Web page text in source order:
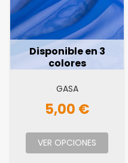
Disponible en 3
colores
GASA
5,00 €
VER OPCIONES